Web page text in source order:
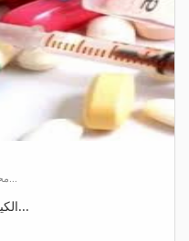
محاضر مادة الكيمياء وباحث في الطاقة...
الكيمياء في حياتنا : الكيميائى وإختراع الع...